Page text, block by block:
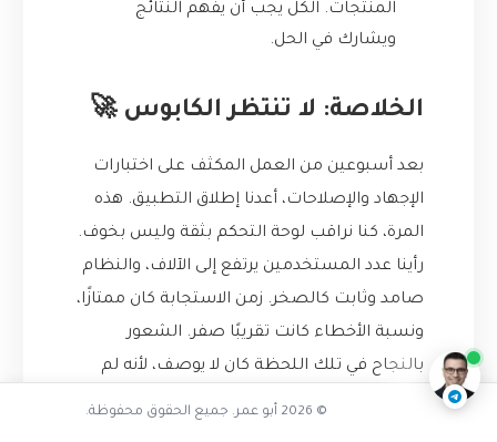
المنتجات. الكل يجب أن يفهم النتائج
ويشارك في الحل.
الخلاصة: لا تنتظر الكابوس 🚀
بعد أسبوعين من العمل المكثف على اختبارات
الإجهاد والإصلاحات، أعدنا إطلاق التطبيق. هذه
المرة، كنا نراقب لوحة التحكم بثقة وليس بخوف.
رأينا عدد المستخدمين يرتفع إلى الآلاف، والنظام
صامد وثابت كالصخر. زمن الاستجابة كان ممتازًا،
ونسبة الأخطاء كانت تقريبًا صفر. الشعور
بالنجاح في تلك اللحظة كان لا يوصف، لأنه لم
يكن نجاحًا بالصدفة، بل كان نجاحًا مبنيًا على علم
تفاعل مع الذكاء الاصطناعي
© 2026 أبو عمر. جميع الحقوق محفوظة.